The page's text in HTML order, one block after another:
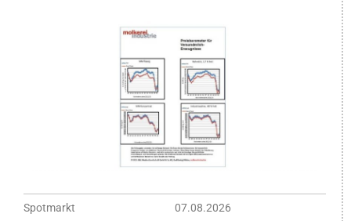
Spotmarkt 07.08.2026